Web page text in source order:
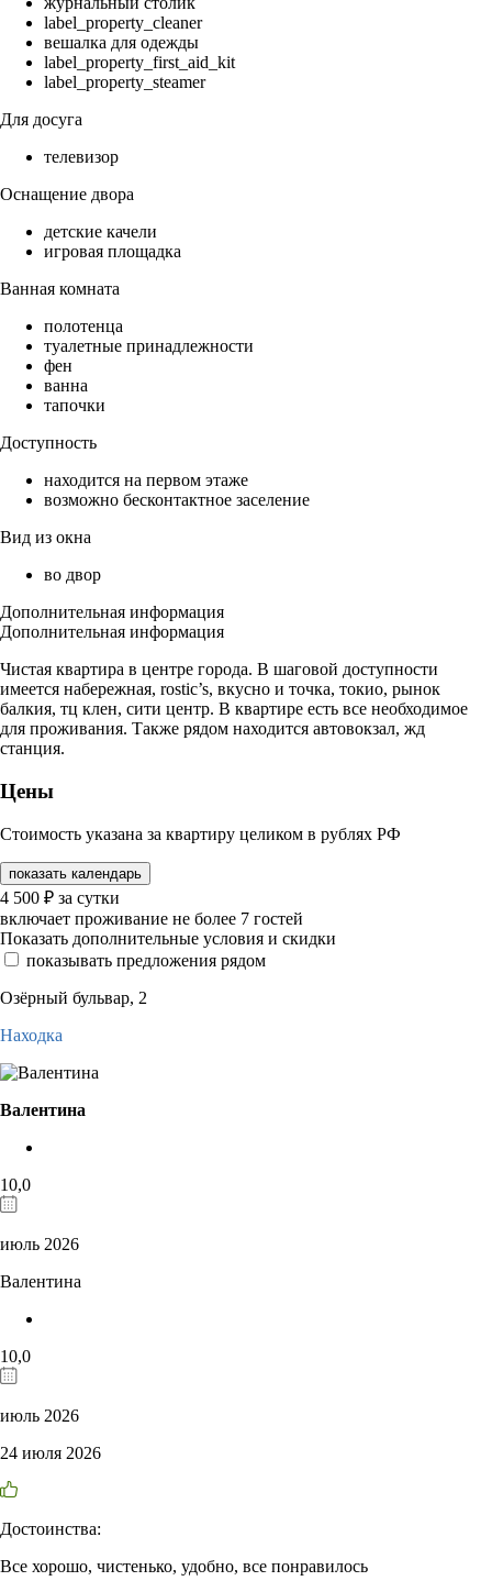
label_property_cleaner
вешалка для одежды
label_property_first_aid_kit
label_property_steamer
Для досуга
телевизор
Оснащение двора
детские качели
игровая площадка
Ванная комната
полотенца
туалетные принадлежности
фен
ванна
тапочки
Доступность
находится на первом этаже
возможно бесконтактное заселение
Вид из окна
во двор
Дополнительная информация
Дополнительная информация
Чистая квартира в центре города. В шаговой доступности
имеется набережная, rostic’s, вкусно и точка, токио, рынок
балкия, тц клен, сити центр. В квартире есть все необходимое
для проживания. Также рядом находится автовокзал, жд
станция.
Цены
Стоимость указана за квартиру целиком в рублях РФ
показать календарь
4 500 ₽ за сутки
включает проживание не более 7 гостей
Показать дополнительные условия и скидки
показывать предложения рядом
Озёрный бульвар, 2
Находка
Валентина
10,0
июль 2026
Валентина
10,0
июль 2026
24 июля 2026
Достоинства:
Все хорошо, чистенько, удобно, все понравилось